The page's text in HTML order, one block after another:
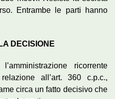
Entrambe le parti hanno
DECISIONE
ricorrente
all’art. 360 c.p.c.,
circa un fatto decisivo che